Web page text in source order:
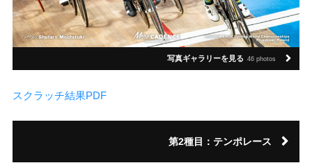
写真ギャラリーを見る 46 photos
スクラッチ結果PDF
第2種目：テンポレース